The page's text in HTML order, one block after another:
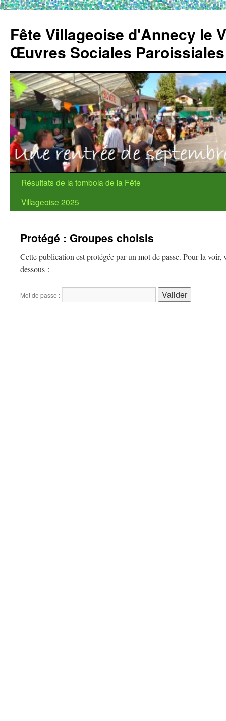
Fête Villageoise d'Annecy le
Œuvres Sociales
Aller
Résultats de la tombola de la Fête
Villageoise 2025
Protégé : Groupes choisis
Cette publication est protégée par un mot de passe. Pour la voir,
dessous :
Mot de passe :